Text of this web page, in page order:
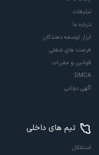
تبلیغات
درباره ما
ابزار توسعه دهندگان
فرصت های شغلی
قوانین و مقررات
DMCA
آگهی دولتی
تیم های داخلی
استقلال